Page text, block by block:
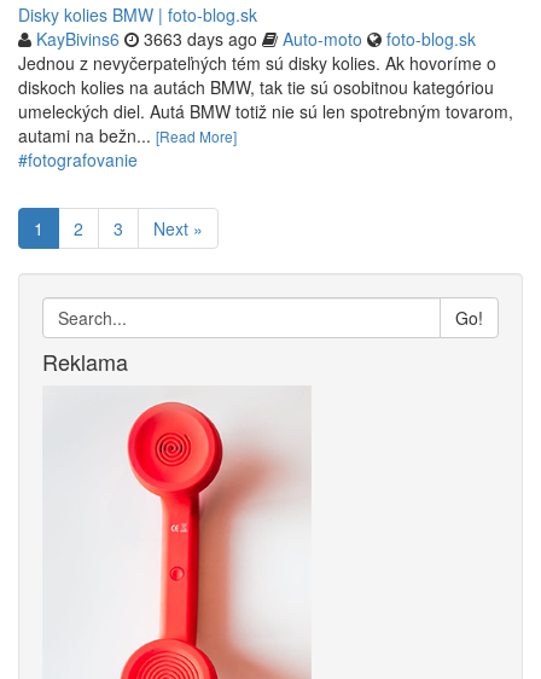
Disky kolies BMW | foto-blog.sk
KayBivins6
3663 days ago Auto-moto
foto-blog.sk
Jednou z nevyčerpateľných tém sú disky kolies. Ak hovoríme o
diskoch kolies na autách BMW, tak tie sú osobitnou kategóriou
umeleckých diel. Autá BMW totiž nie sú len spotrebným tovarom,
autami na bežn... [Read More]
#fotografovanie
1 2 3 Next »
Go!
Reklama